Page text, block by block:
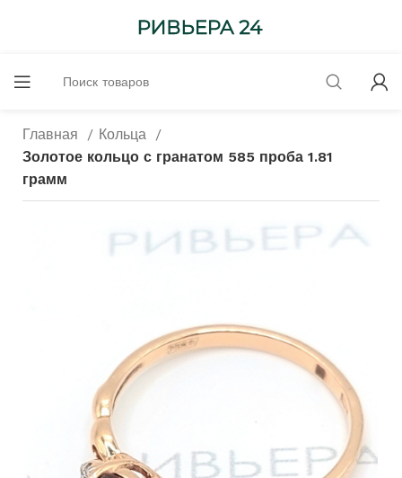
Главная
Кольца
Золотое кольцо с гранатом 585 проба 1.81
грамм